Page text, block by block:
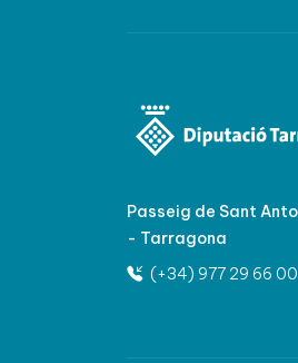
Passeig de Sant
- Tarragona
(+34) 977 29 66 00